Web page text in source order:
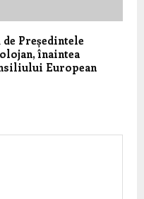
Președintele
înaintea
European